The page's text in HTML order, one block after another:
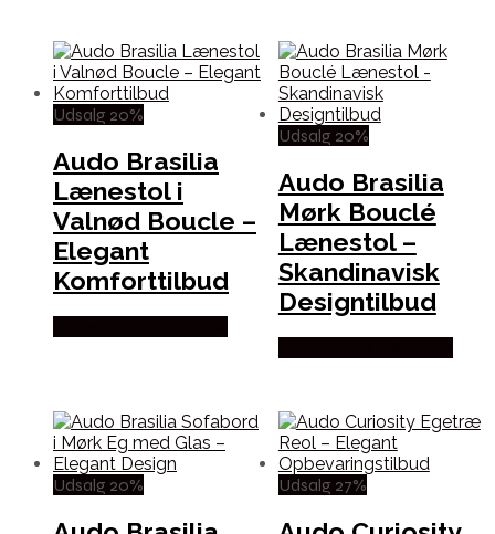
Udsalg 20%
Audo Brasilia
Lænestol i
Valnød Boucle –
Elegant
Komforttilbud
Udsalg 20%
Audo Brasilia
Mørk Bouclé
Lænestol –
Skandinavisk
Designtilbud
Udsalg 20% Udsalg 27%